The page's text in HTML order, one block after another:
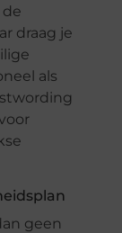
draag je
als
geen